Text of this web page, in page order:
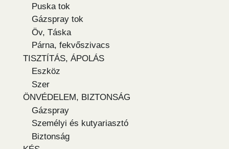
Puska tok
Gázspray tok
Öv, Táska
Párna, fekvőszivacs
TISZTÍTÁS, ÁPOLÁS
Eszköz
Szer
ÖNVÉDELEM, BIZTONSÁG
Gázspray
Személyi és kutyariasztó
Biztonság